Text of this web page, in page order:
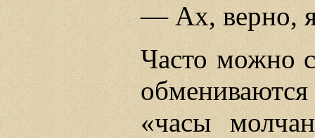
— Ах, верно,
Часто можно
«часы